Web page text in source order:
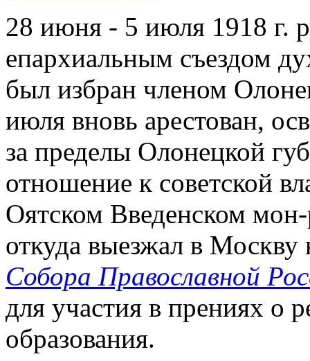
28 июня - 5 июля 1918 г.
епархиальным съездом
был избран членом
июля вновь арестован,
за пределы Олонецкой
отношение к советской
Оятском Введенском
откуда выезжал в
Собора Православной
для участия в прениях о
образования.